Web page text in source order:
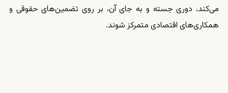
می‌کند، دوری جسته و به جای آن، بر روی تضمین‌های حقوقی و
همکاری‌های اقتصادی متمرکز شوند.